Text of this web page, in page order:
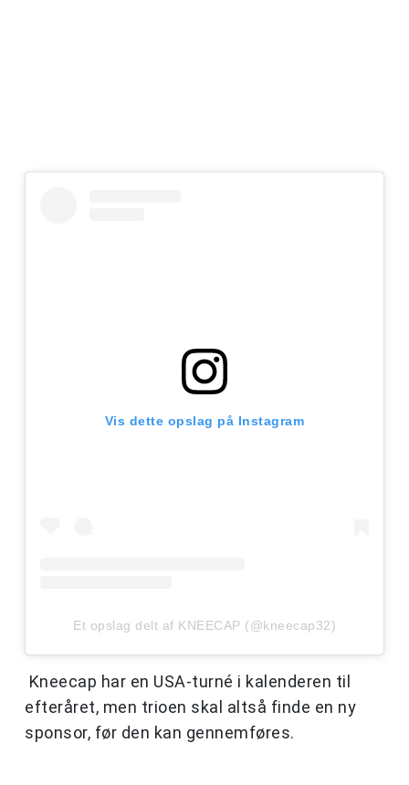
Vis dette opslag på Instagram
Et opslag delt af KNEECAP (@kneecap32)
Kneecap har en USA-turné i kalenderen til
efteråret, men trioen skal altså finde en ny
sponsor, før den kan gennemføres.